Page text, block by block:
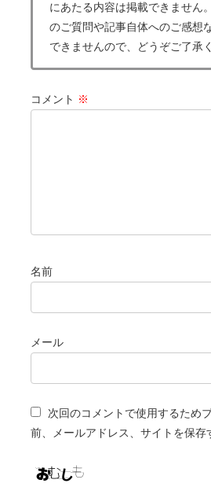
にあたる内容は掲載できません
のご質問や記事自体へのご感想
できませんので、どうぞご了承
コメント ※
名前
メール
次回のコメントで使用するため
前、メールアドレス、サイトを保存